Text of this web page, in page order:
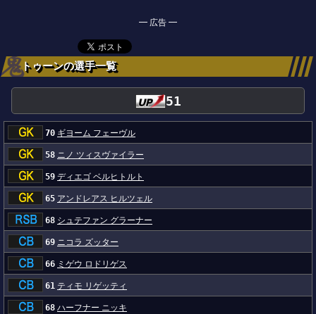
━ 広告 ━
トゥーンの選手一覧
51
70 ギヨーム フェーヴル
58 ニノ ツィスヴァイラー
59 ディエゴ ベルヒトルト
65 アンドレアス ヒルツェル
68 シュテファン グラーナー
69 ニコラ ズッター
66 ミゲウ ロドリゲス
61 ティモ リゲッティ
68 ハーフナー ニッキ